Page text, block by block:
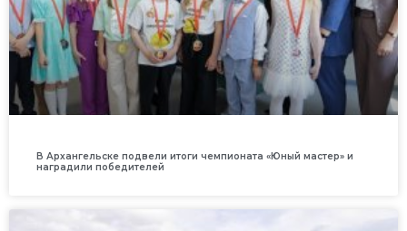
В Архангельске подвели итоги чемпионата «Юный мастер» и
наградили победителей